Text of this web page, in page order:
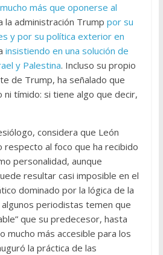
más que oponerse al
la administración Trump por su
y por su política exterior en
insistiendo en una solución de
y Palestina. Incluso su propio
de Trump, ha señalado que
ni tímido: si tiene algo que decir,
considera que León
respecto al foco que ha recibido
personalidad, aunque
resultar casi imposible en el
dominado por la lógica de la
periodistas temen que
que su predecesor, hasta
mucho más accesible para los
la práctica de las